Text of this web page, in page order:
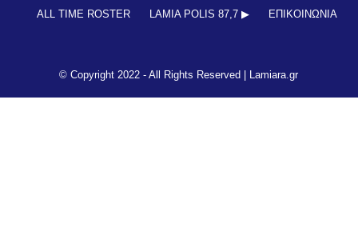
ALL TIME ROSTER
LAMIA POLIS 87,7 ▶︎ ΕΠΙΚΟΙΝΩΝΊΑ
© Copyright 2022 - All Rights Reserved | Lamiara.gr